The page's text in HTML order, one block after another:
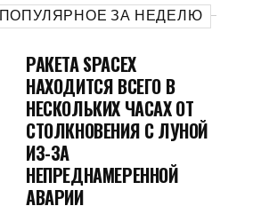
ПОПУЛЯРНОЕ ЗА НЕДЕЛЮ
РАКЕТА SPACEX
НАХОДИТСЯ ВСЕГО В
НЕСКОЛЬКИХ ЧАСАХ ОТ
СТОЛКНОВЕНИЯ С ЛУНОЙ
ИЗ-ЗА
НЕПРЕДНАМЕРЕННОЙ
АВАРИИ